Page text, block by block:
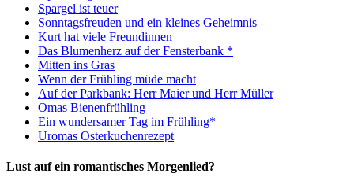
Spargel ist teuer
Sonntagsfreuden und ein kleines Geheimnis
Kurt hat viele Freundinnen
Das Blumenherz auf der Fensterbank *
Mitten ins Gras
Wenn der Frühling müde macht
Auf der Parkbank: Herr Maier und Herr Müller
Omas Bienenfrühling
Ein wundersamer Tag im Frühling*
Uromas Osterkuchenrezept
Lust auf ein romantisches Morgenlied?